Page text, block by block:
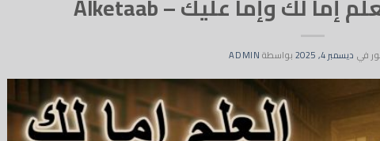
في ديسمبر 4, 2025 بواسطةADMIN